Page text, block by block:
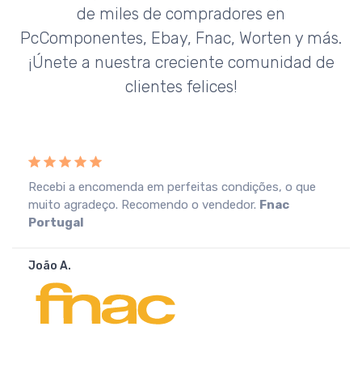
de miles de compradores en
PcComponentes, Ebay, Fnac, Worten y más.
¡Únete a nuestra creciente comunidad de
clientes felices!
Recebi a encomenda em perfeitas condições, o que
muito agradeço. Recomendo o vendedor. Fnac
Portugal
João A.